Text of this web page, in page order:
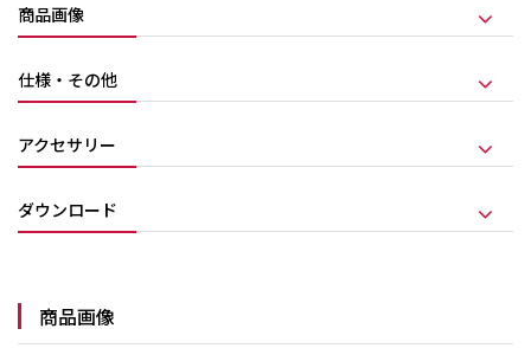
商品画像
仕様・その他
アクセサリー
ダウンロード
商品画像